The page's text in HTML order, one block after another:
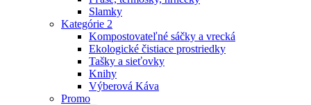
Slamky
Kategórie 2
Kompostovateľné sáčky a vrecká
Ekologické čistiace prostriedky
Tašky a sieťovky
Knihy
Výberová Káva
Promo